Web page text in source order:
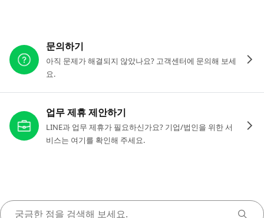
문의하기
아직 문제가 해결되지 않았나요? 고객센터에 문의해 보세
요.
업무 제휴 제안하기
LINE과 업무 제휴가 필요하신가요? 기업/법인을 위한 서
비스는 여기를 확인해 주세요.